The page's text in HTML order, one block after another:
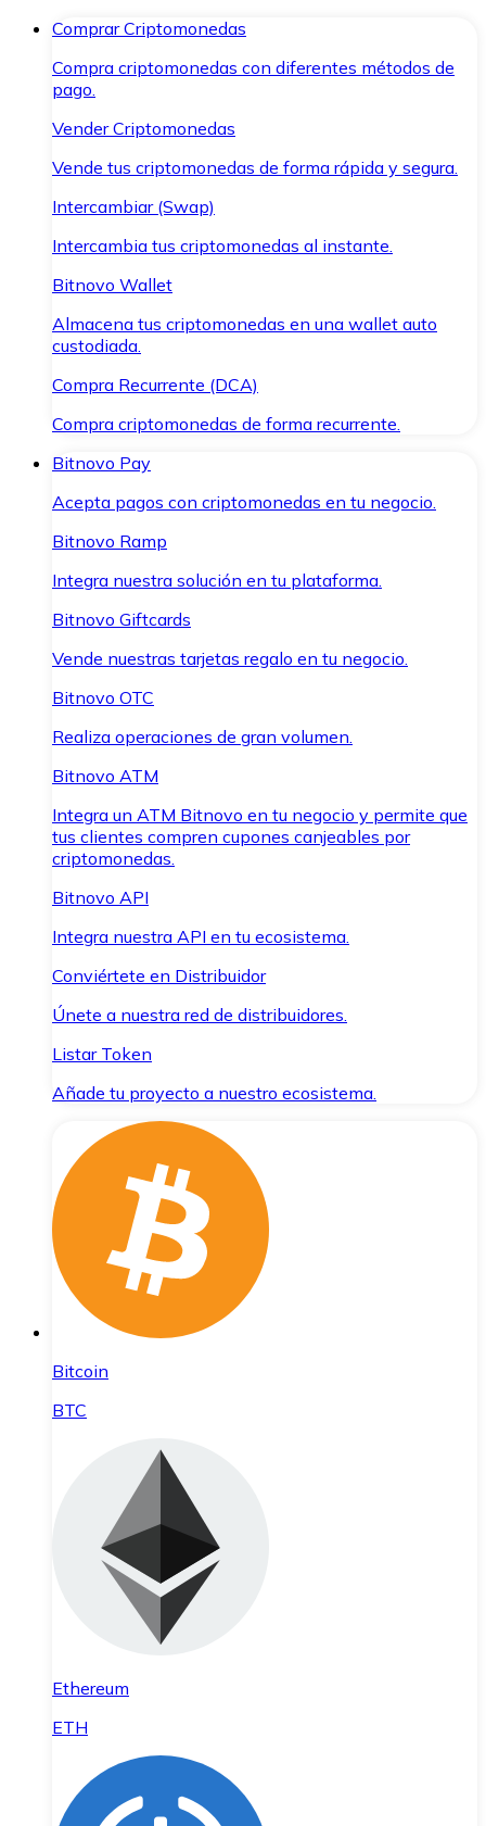
Comprar Criptomonedas
Compra criptomonedas con diferentes métodos de
pago.
Vender Criptomonedas
Vende tus criptomonedas de forma rápida y segura.
Intercambiar (Swap)
Intercambia tus criptomonedas al instante.
Bitnovo Wallet
Almacena tus criptomonedas en una wallet auto
custodiada.
Compra Recurrente (DCA)
Compra criptomonedas de forma recurrente.
Bitnovo Pay
Acepta pagos con criptomonedas en tu negocio.
Bitnovo Ramp
Integra nuestra solución en tu plataforma.
Bitnovo Giftcards
Vende nuestras tarjetas regalo en tu negocio.
Bitnovo OTC
Realiza operaciones de gran volumen.
Bitnovo ATM
Integra un ATM Bitnovo en tu negocio y permite que
tus clientes compren cupones canjeables por
criptomonedas.
Bitnovo API
Integra nuestra API en tu ecosistema.
Conviértete en Distribuidor
Únete a nuestra red de distribuidores.
Listar Token
Añade tu proyecto a nuestro ecosistema.
Bitcoin
BTC
Ethereum
ETH